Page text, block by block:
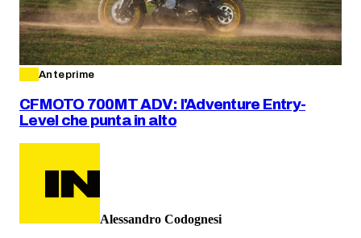
Anteprime
CFMOTO 700MT ADV: l'Adventure Entry-
Level che punta in alto
Alessandro Codognesi